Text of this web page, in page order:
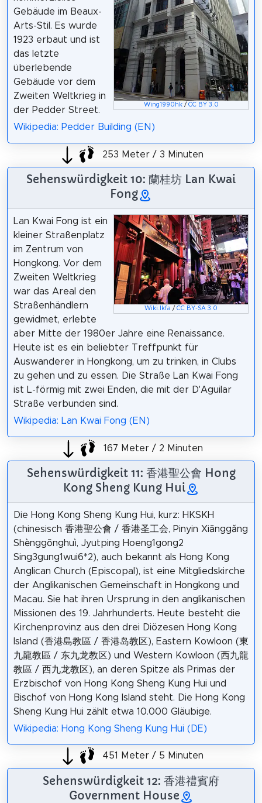
Wing1990hk/ CC BY 3.0
Gebäude im Beaux-
Arts-Stil. Es wurde
1923 erbaut und ist
das letzte
überlebende
Gebäude vor dem
Zweiten Weltkrieg in
der Pedder Street.
Wikipedia: Pedder Building (EN)
253 Meter / 3 Minuten
Sehenswürdigkeit 10: 蘭桂坊 Lan Kwai
Fong
Wiki.lkfa /CC BY-SA 3.0
Lan Kwai Fong ist ein
kleiner Straßenplatz
im Zentrum von
Hongkong. Vor dem
Zweiten Weltkrieg
war das Areal den
Straßenhändlern
gewidmet, erlebte
aber Mitte der 1980er Jahre eine Renaissance.
Heute ist es ein beliebter Treffpunkt für
Auswanderer in Hongkong, um zu trinken, in Clubs
zu gehen und zu essen. Die Straße Lan Kwai Fong
ist L-förmig mit zwei Enden, die mit der D'Aguilar
Straße verbunden sind.
Wikipedia: Lan Kwai Fong (EN)
167 Meter / 2 Minuten
Sehenswürdigkeit 11: 香港聖公會 Hong
Kong Sheng Kung Hui
Die Hong Kong Sheng Kung Hui, kurz: HKSKH
(chinesisch 香港聖公會 / 香港圣工会, Pinyin Xiānggǎng
Shènggōnghuì, Jyutping Hoeng1gong2
Sing3gung1wui6*2), auch bekannt als Hong Kong
Anglican Church (Episcopal), ist eine Mitgliedskirche
der Anglikanischen Gemeinschaft in Hongkong und
Macau. Sie hat ihren Ursprung in den anglikanischen
Missionen des 19. Jahrhunderts. Heute besteht die
Kirchenprovinz aus den drei Diözesen Hong Kong
Island (香港島教區 / 香港岛教区), Eastern Kowloon (東
九龍教區 / 东九龙教区) und Western Kowloon (西九龍
教區 / 西九龙教区), an deren Spitze als Primas der
Erzbischof von Hong Kong Sheng Kung Hui und
Bischof von Hong Kong Island steht. Die Hong Kong
Sheng Kung Hui zählt etwa 10.000 Gläubige.
Wikipedia: Hong Kong Sheng Kung Hui (DE)
451 Meter / 5 Minuten
Sehenswürdigkeit 12: 香港禮賓府
Government House